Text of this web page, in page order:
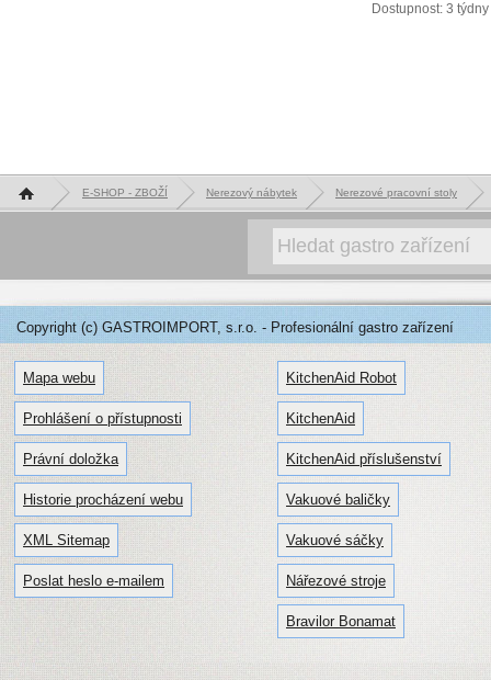
Dostupnost: 3 týdny
Hlavní stránka E-SHOP - ZBOŽÍ Nerezový nábytek Nerezové pracovní stoly
Copyright (c) GASTROIMPORT, s.r.o. - Profesionální gastro zařízení
Mapa webu
Prohlášení o přístupnosti
Právní doložka
Historie procházení webu
XML Sitemap
Poslat heslo e-mailem
KitchenAid Robot
KitchenAid
KitchenAid příslušenství
Vakuové baličky
Vakuové sáčky
Nářezové stroje
Bravilor Bonamat